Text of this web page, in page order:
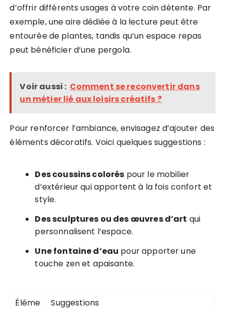
d’offrir différents usages à votre coin détente. Par
exemple, une aire dédiée à la lecture peut être
entourée de plantes, tandis qu’un espace repas
peut bénéficier d’une pergola.
Voir aussi : Comment se reconvertir dans
un métier lié aux loisirs créatifs ?
Pour renforcer l’ambiance, envisagez d’ajouter des
éléments décoratifs. Voici quelques suggestions :
Des coussins colorés pour le mobilier
d’extérieur qui apportent à la fois confort et
style.
Des sculptures ou des œuvres d’art qui
personnalisent l’espace.
Une fontaine d’eau pour apporter une
touche zen et apaisante.
Éléme
Suggestions